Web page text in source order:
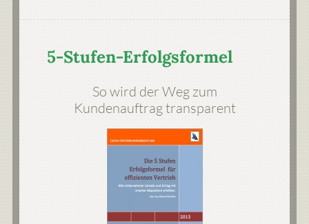
5-Stufen-Erfolgsformel
So wird der Weg zum
Kundenauftrag transparent